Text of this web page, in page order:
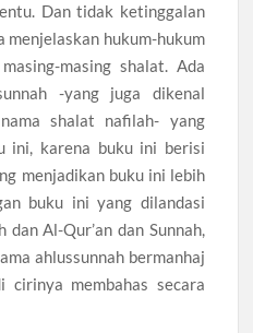
Dan tidak ketinggalan
menjelaskan hukum-hukum
masing shalat. Ada
-yang juga dikenal
shalat nafilah- yang
ini, karena buku ini berisi
menjadikan buku ini lebih
buku ini yang dilandasi
Al-Qur’an dan Sunnah,
ahlussunnah bermanhaj
cirinya membahas secara